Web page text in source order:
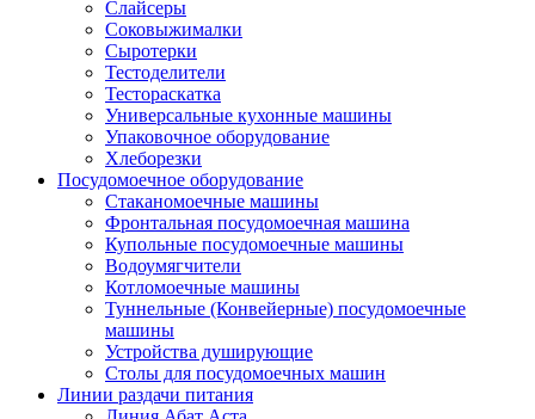
Слайсеры
Соковыжималки
Сыротерки
Тестоделители
Тестораскатка
Универсальные кухонные машины
Упаковочное оборудование
Хлеборезки
Посудомоечное оборудование
Стаканомоечные машины
Фронтальная посудомоечная машина
Купольные посудомоечные машины
Водоумягчители
Котломоечные машины
Туннельные (Конвейерные) посудомоечные
машины
Устройства душирующие
Столы для посудомоечных машин
Линии раздачи питания